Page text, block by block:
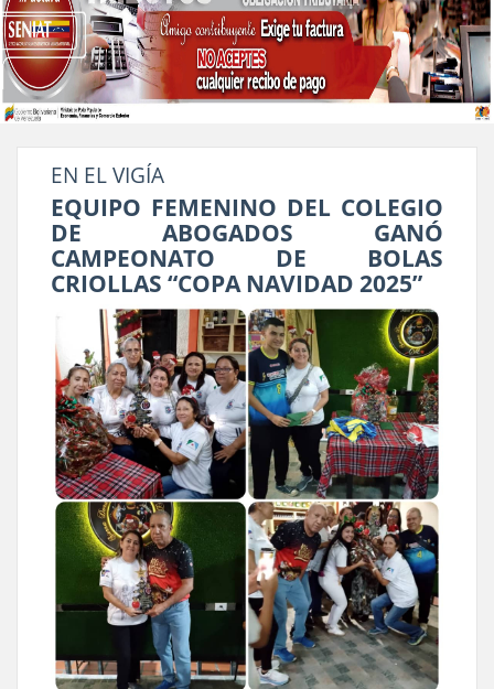
EN EL VIGÍA
EQUIPO FEMENINO DEL COLEGIO
DE ABOGADOS GANÓ
CAMPEONATO DE BOLAS
CRIOLLAS “COPA NAVIDAD 2025”